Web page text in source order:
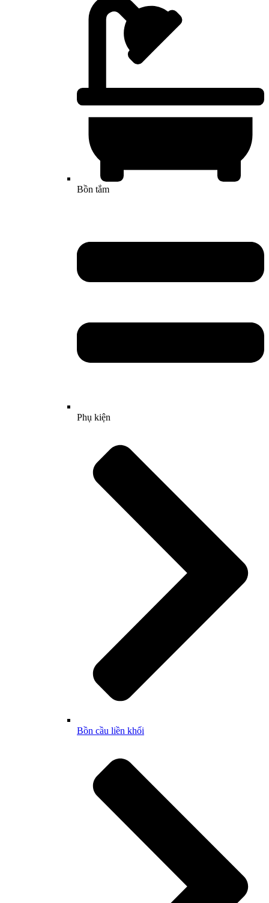
Bồn tắm
Phụ kiện
Bồn cầu liền khối